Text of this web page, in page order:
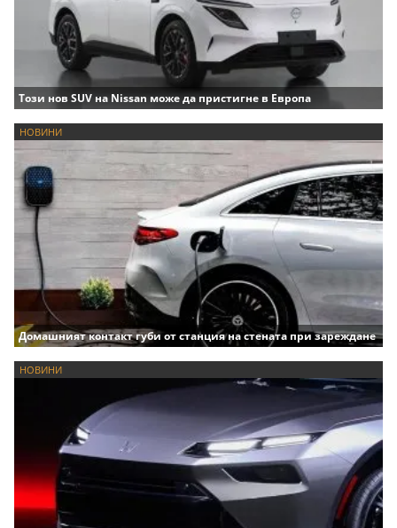
Този нов SUV на Nissan може да пристигне в Европа
НОВИНИ
Домашният контакт губи от станция на стената при зареждане
НОВИНИ